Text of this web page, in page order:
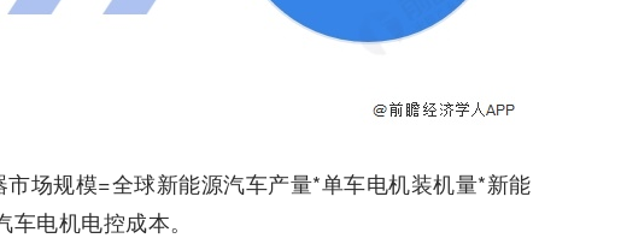
场规模=全球新能源汽车产量*单车电机装机量*新能
车电机电控成本。